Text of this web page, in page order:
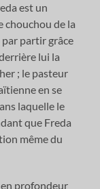
est un
chouchou de la
par partir grâce
lui la
; le pasteur
en se
laquelle le
que Freda
même du
en profondeur